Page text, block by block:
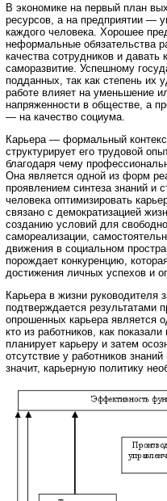
В экономике на первый план
ресурсов, а на предприятии —
каждого человека. Хорошее
неформальные обязательства
качества сотрудников и
саморазвитие. Успешному
подданных, так как степень их
работе влияет на уменьшение
напряженности в обществе, а
— на качество социума.
Карьера — формальный
структурирует его трудовой
благодаря чему
Она является одной из форм
проявлением синтеза знаний и
человека оптимизировать
связано с демократизацией
созданию условий для
самореализации,
движения в социальном
порождает конкуренцию,
достижения личных успехов и
Карьера в жизни руководителя
подтверждается результатами
опрошенных карьера является
кто из работников, как
планирует карьеру и затем
отсутствие у работников
значит, карьерную политику